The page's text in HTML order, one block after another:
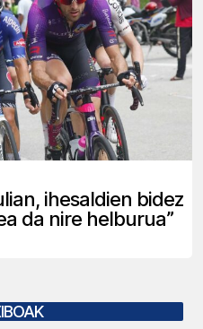
ihesaldien bidez
da nire helburua”